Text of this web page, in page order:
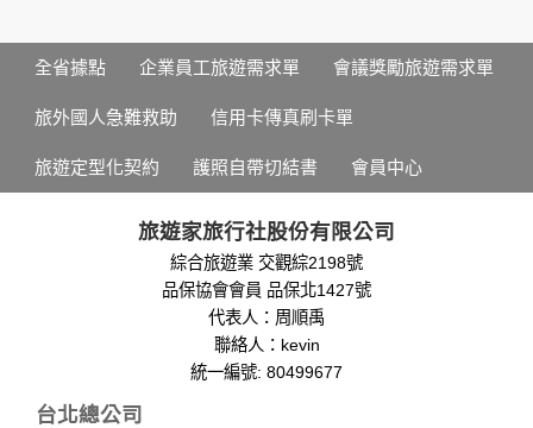
於一般瀏覽時，伺服器會自行記錄相關行徑，包括您使用連線
設備的 IP 位址、使用時間、使用的瀏覽器、瀏覽及點選資料記
用，決不對外公布。
分析，分析結果之統計數據或說明文字呈現，除供內部研究
外，我們會視需要公佈統計數據及說明文字，但不涉及特定個
除非取得您的同意或其他法令之特別規定，本網站絕不會將您
的個人資料揭露予第三人或使用於蒐集目的以外之其他用途。
在您於本網站註冊帳號、使用本網站相關產品、服務、活動或
贈獎時，本網站會收集您的個人識別資料，本網站也可以從商
業夥伴處取得個人資料。
當客戶在本網站註冊時，我們會取得您的姓名、電話、住址、
當您註冊成功，並登入使用我們的服務後，我們即取得您的資
全省據點 企業員工旅遊需求單 會議獎勵旅遊需求單
旅外國人急難救助 信用卡傳真刷卡單
旅遊定型化契約 護照自帶切結書 會員中心
旅遊家旅行社股份有限公司
綜合旅遊業 交觀綜2198號
品保協會會員 品保北1427號
代表人：周順禹
聯絡人：kevin
統一編號: 80499677
台北總公司